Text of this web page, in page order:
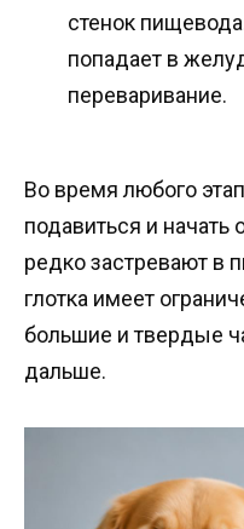
стенок
попадает в
переваривание.
Во время любого
подавиться и начать
редко застревают в
глотка имеет
большие и твердые
дальше.